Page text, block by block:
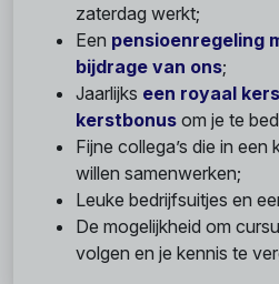
zaterdag werkt;
Een pensioenregeling
bijdrage van ons;
Jaarlijks een royaal
kerstbonus om je te
Fijne collega’s die in een
willen samenwerken;
Leuke bedrijfsuitjes en
De mogelijkheid om
volgen en je kennis te